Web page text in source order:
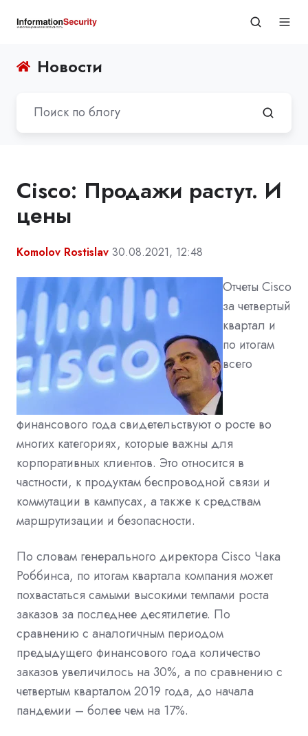
Новости
Cisco: Продажи растут. И
цены
Komolov Rostislav 30.08.2021, 12:48
Отчеты Cisco
за четвертый
квартал и
по итогам
всего
финансового года свидетельствуют о росте во
многих категориях, которые важны для
корпоративных клиентов. Это относится в
частности, к продуктам беспроводной связи и
коммутации в кампусах, а также к средствам
маршрутизации и безопасности.
По словам генерального директора Cisco Чака
Роббинса, по итогам квартала компания может
похвастаться самыми высокими темпами роста
заказов за последнее десятилетие. По
сравнению с аналогичным периодом
предыдущего финансового года количество
заказов увеличилось на 30%, а по сравнению с
четвертым кварталом 2019 года, до начала
пандемии – более чем на 17%.